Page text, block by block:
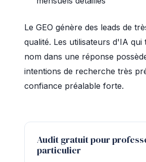
Le GEO génère des leads de
qualité. Les utilisateurs d'IA
nom dans une réponse
intentions de recherche très
confiance préalable forte.
Audit gratuit pour
particulier